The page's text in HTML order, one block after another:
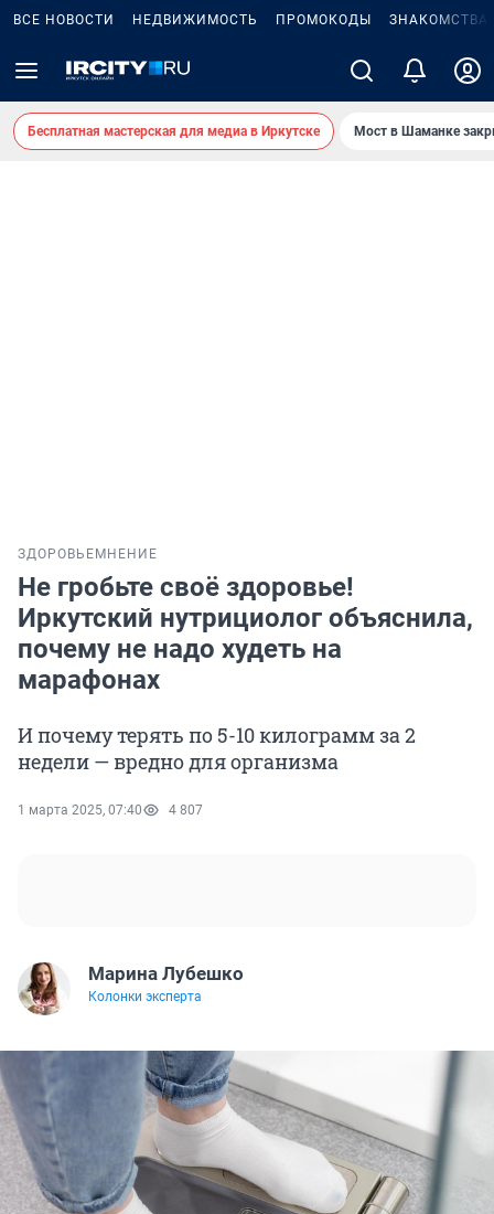
ВСЕ НОВОСТИ НЕДВИЖИМОСТЬ ПРОМОКОДЫ ЗНАКОМСТВА
Бесплатная мастерская для медиа в Иркутске Мост в Шаманке
ЗДОРОВЬЕ МНЕНИЕ
Не гробьте своё здоровье!
Иркутский нутрициолог объяснила,
почему не надо худеть на
марафонах
И почему терять по 5-10 килограмм за 2
недели — вредно для организма
1 марта 2025, 07:40 4 807
Марина Лубешко
Колонки эксперта